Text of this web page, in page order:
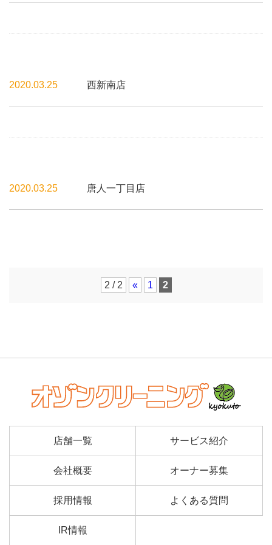
2020.03.25 西新南店
2020.03.25 唐人一丁目店
2 / 2 « 1 2
店舗一覧 サービス紹介
会社概要 オーナー募集
採用情報 よくある質問
IR情報